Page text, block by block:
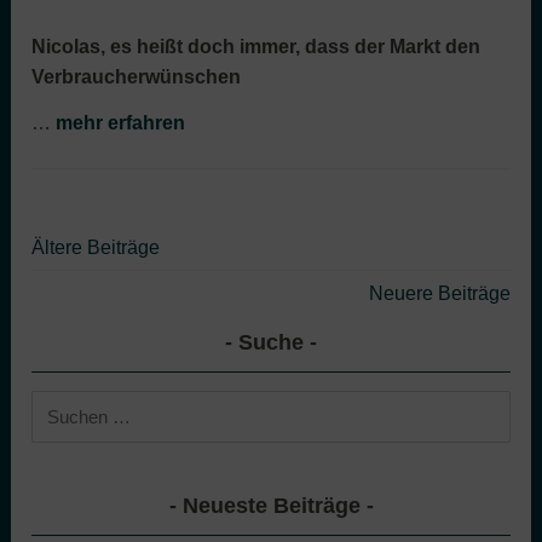
Nicolas, es heißt doch immer, dass der Markt den
Verbraucherwünschen
… mehr erfahren
Beitragsnavigation
Ältere Beiträge
Neuere Beiträge
Suche
Neueste Beiträge